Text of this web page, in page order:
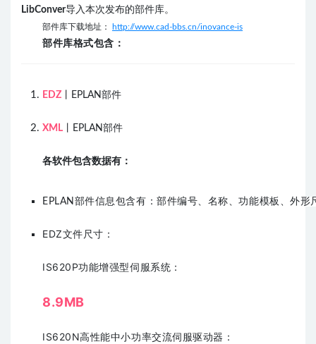
LibConver导入本次发布的部件库。
部件库下载地址： http://www.cad-bbs.cn/inovance-is
部件库格式包含：
EDZ 丨EPLAN部件
XML 丨EPLAN部件
各软件包含数据有：
EPLAN部件信息包含有：部件编号、名称、功能模板、外形
EDZ文件尺寸：
IS620P功能增强型伺服系统：
8.9MB
IS620N高性能中小功率交流伺服驱动器 ：